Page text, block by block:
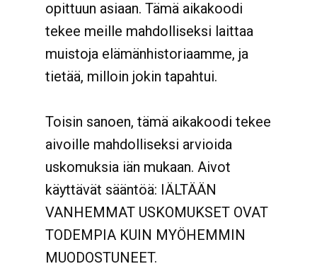
opittuun asiaan. Tämä aikakoodi
tekee meille mahdolliseksi laittaa
muistoja elämänhistoriaamme, ja
tietää, milloin jokin tapahtui.
Toisin sanoen, tämä aikakoodi tekee
aivoille mahdolliseksi arvioida
uskomuksia iän mukaan. Aivot
käyttävät sääntöä: IÄLTÄÄN
VANHEMMAT USKOMUKSET OVAT
TODEMPIA KUIN MYÖHEMMIN
MUODOSTUNEET.